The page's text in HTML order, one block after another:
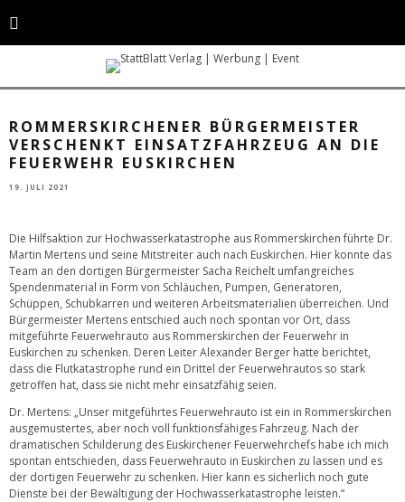
Bei der Übergabe der Hilfsmittel: In der Mitte Bürgermeister Dr. Martin
Mertens mit Euskirchens Bürgermeister Sacha Reichelt. © Gemeinde
ROMMERSKIRCHENER BÜRGERMEISTER
VERSCHENKT EINSATZFAHRZEUG AN DIE
FEUERWEHR EUSKIRCHEN
19. JULI 2021
Die Hilfsaktion zur Hochwasserkatastrophe aus Rommerskirchen führte Dr.
Martin Mertens und seine Mitstreiter auch nach Euskirchen. Hier konnte das
Team an den dortigen Bürgermeister Sacha Reichelt umfangreiches
Spendenmaterial in Form von Schläuchen, Pumpen, Generatoren,
Schüppen, Schubkarren und weiteren Arbeitsmaterialien überreichen. Und
Bürgermeister Mertens entschied auch noch spontan vor Ort, dass
mitgeführte Feuerwehrauto aus Rommerskirchen der Feuerwehr in
Euskirchen zu schenken. Deren Leiter Alexander Berger hatte berichtet,
dass die Flutkatastrophe rund ein Drittel der Feuerwehrautos so stark
getroffen hat, dass sie nicht mehr einsatzfähig seien.
Dr. Mertens: „Unser mitgeführtes Feuerwehrauto ist ein in Rommerskirchen
ausgemustertes, aber noch voll funktionsfähiges Fahrzeug. Nach der
dramatischen Schilderung des Euskirchener Feuerwehrchefs habe ich mich
spontan entschieden, dass Feuerwehrauto in Euskirchen zu lassen und es
der dortigen Feuerwehr zu schenken. Hier kann es sicherlich noch gute
Dienste bei der Bewältigung der Hochwasserkatastrophe leisten.“